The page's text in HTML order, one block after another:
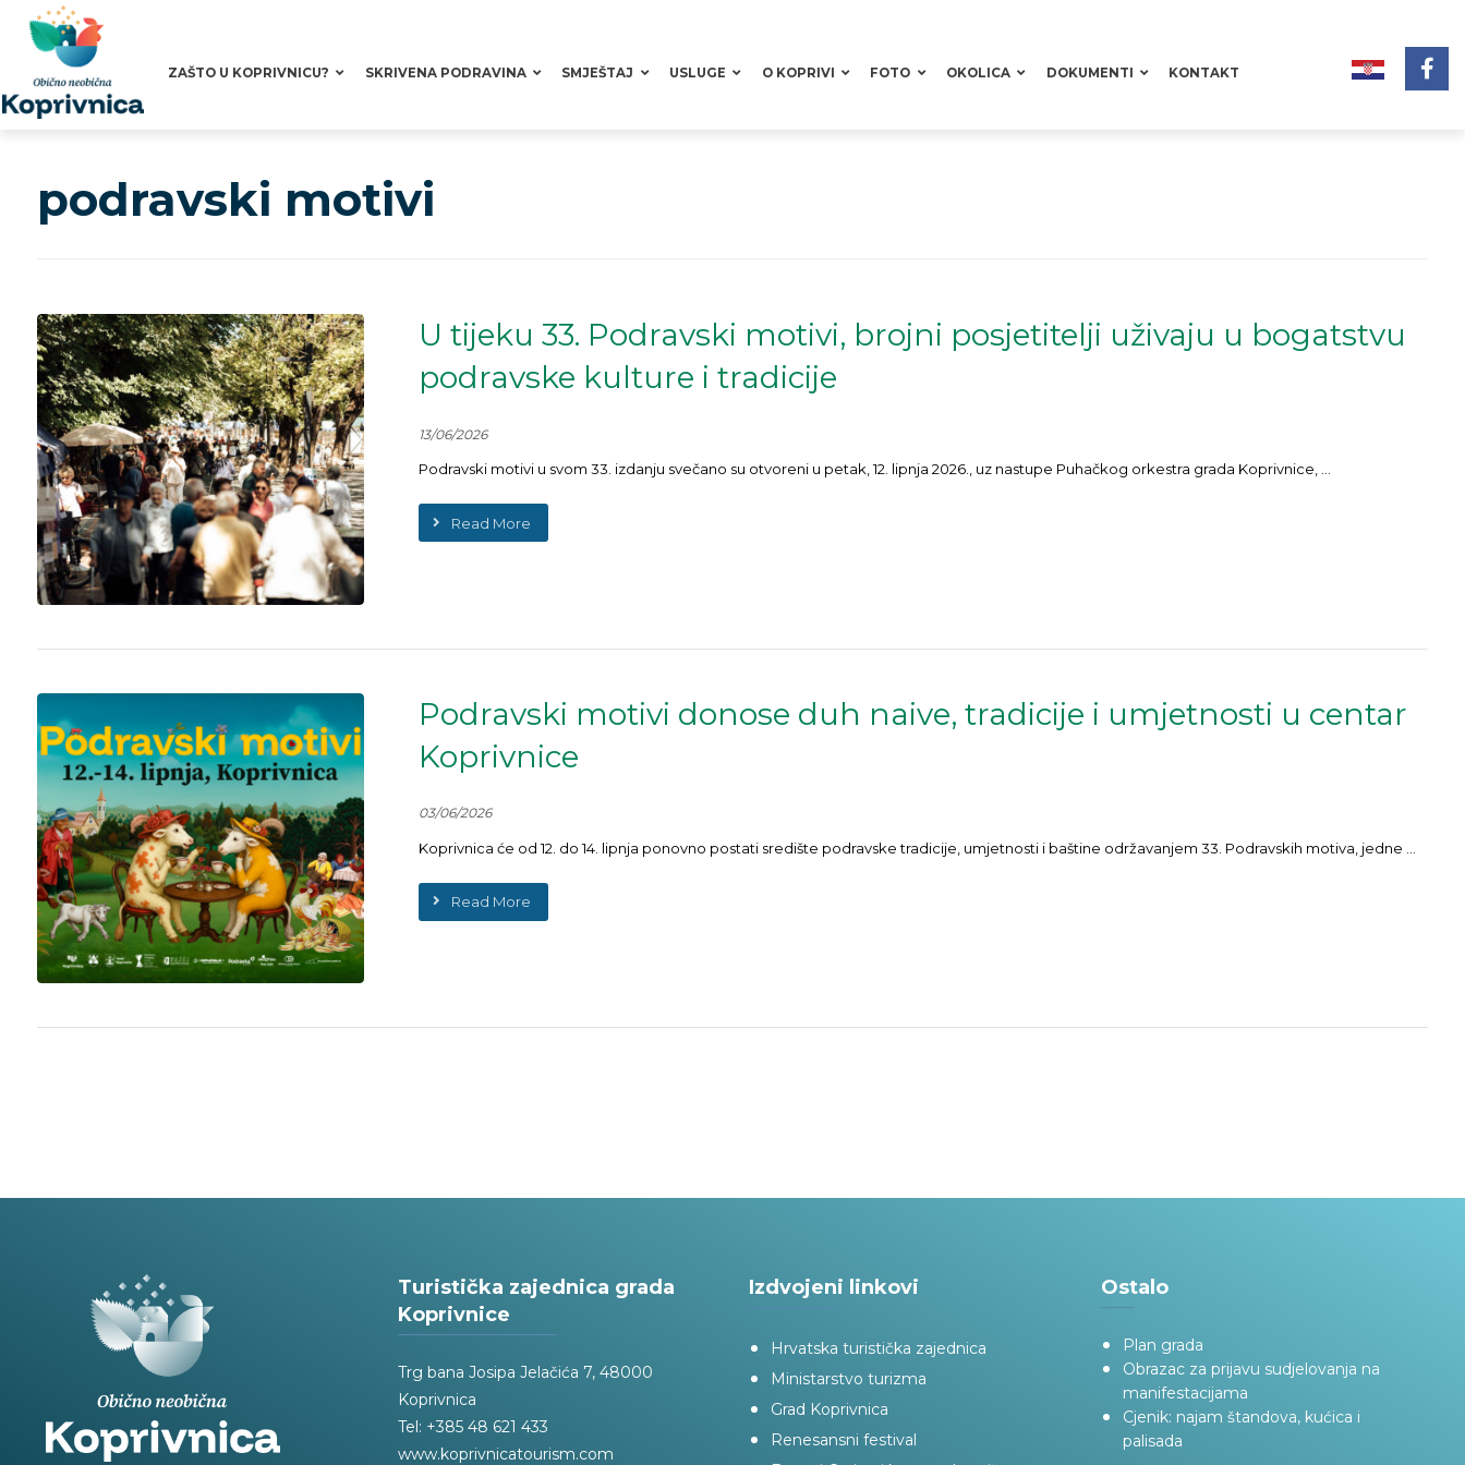
ZAŠTO U KOPRIVNICU? SKRIVENA PODRAVINA SMJEŠTAJ USLUGE O KOPRIVI FOTO OKOLICA DOKUMENTI KONTAKT
podravski motivi
U tijeku 33. Podravski motivi, brojni posjetitelji uživaju u bogatstvu
podravske kulture i tradicije
13/06/2026
Podravski motivi u svom 33. izdanju svečano su otvoreni u petak, 12. lipnja 2026., uz nastupe Puhačkog orkestra grada Koprivnice, ...
Read More
Podravski motivi donose duh naive, tradicije i umjetnosti u centar
Koprivnice
03/06/2026
Koprivnica će od 12. do 14. lipnja ponovno postati središte podravske tradicije, umjetnosti i baštine održavanjem 33. Podravskih motiva, jedne ...
Read More
Turistička zajednica grada
Koprivnice
Trg bana Josipa Jelačića 7, 48000
Koprivnica
Tel: +385 48 621 433
www.koprivnicatourism.com
Izdvojeni linkovi
Hrvatska turistička zajednica
Ministarstvo turizma
Grad Koprivnica
Renesansni festival
Ostalo
Plan grada
Obrazac za prijavu sudjelovanja na
manifestacijama
Cjenik: najam štandova, kućica i
palisada